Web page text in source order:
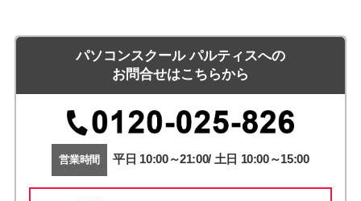
パソコンスクール パルティスへの
お問合せはこちらから
営業時間 平日 10:00～21:00/ 土日 10:00～15:00